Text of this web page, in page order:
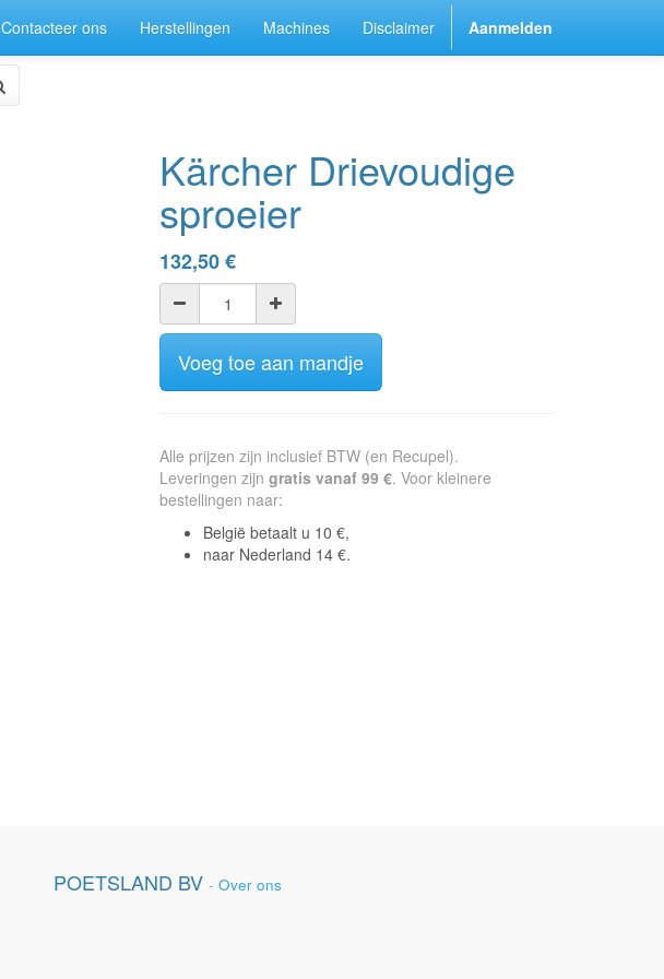
Contacteer ons Herstellingen Machines Disclaimer Aanmelden
Kärcher Drievoudige
sproeier
132,50€
Voeg toe aan mandje
Alle prijzen zijn inclusief BTW (en Recupel).
Leveringen zijn gratis vanaf 99 €. Voor kleinere
bestellingen naar:
België betaalt u 10 €,
naar Nederland 14 €.
POETSLAND BV - Over ons